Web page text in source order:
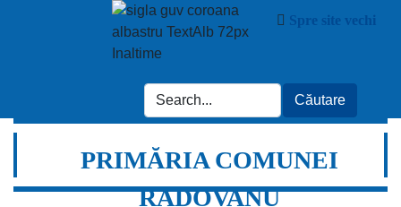
Spre site vechi
PRIMĂRIA COMUNEI
RADOVANU